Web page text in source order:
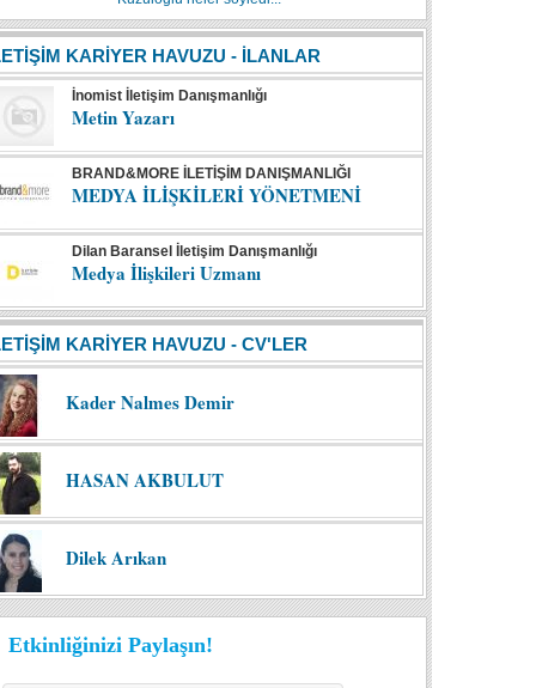
KARİYER HAVUZU - İLANLAR
İnomist İletişim Danışmanlığı
Metin Yazarı
BRAND&MORE İLETİŞİM DANIŞMANLIĞI
MEDYA İLİŞKİLERİ YÖNETMENİ
Dilan Baransel İletişim Danışmanlığı
Medya İlişkileri Uzmanı
KARİYER HAVUZU - CV'LER
Kader Nalmes Demir
HASAN AKBULUT
Dilek Arıkan
Etkinliğinizi Paylaşın!